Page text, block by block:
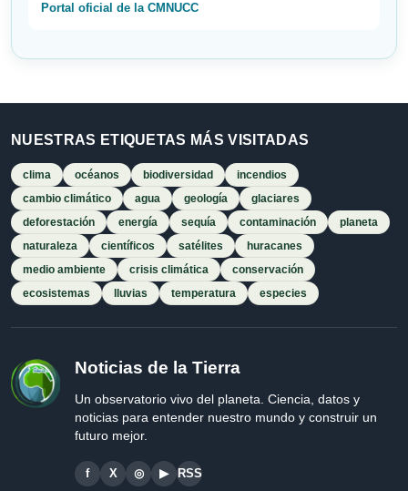
Portal oficial de la CMNUCC
NUESTRAS ETIQUETAS MÁS VISITADAS
clima océanos biodiversidad
incendios
cambio climático
agua geología
glaciares
deforestación
energía sequía contaminación
planeta
naturaleza
científicos satélites
huracanes
medio ambiente
crisis climática
conservación
ecosistemas
lluvias temperatura especies
Noticias de la Tierra
Un observatorio vivo del planeta. Ciencia, datos y
noticias para entender nuestro mundo y construir un
futuro mejor.
f X ◎ ▶ RSS